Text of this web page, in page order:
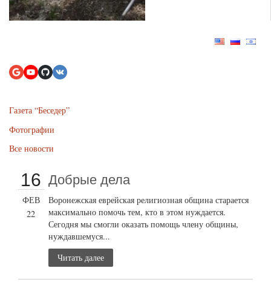
Газета “Беседер”
Фотографии
Все новости
16
ФЕВ
22
Добрые дела
Воронежская еврейская религиозная община старается
максимально помочь тем, кто в этом нуждается.
Сегодня мы смогли оказать помощь члену общины,
нуждавшемуся...
Читать далее